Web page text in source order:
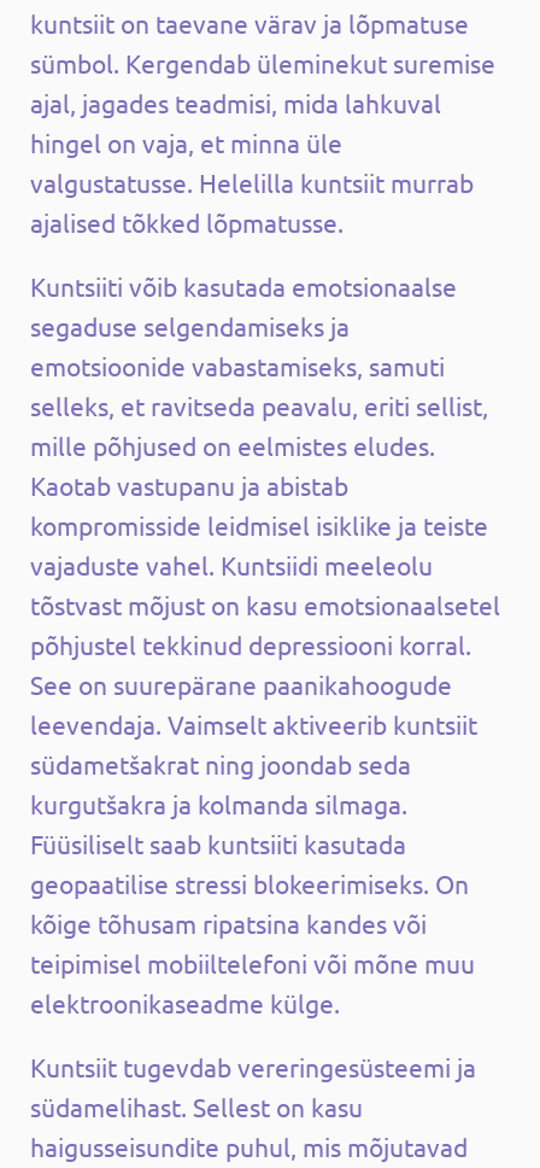
kuntsiit on taevane värav ja lõpmatuse
sümbol. Kergendab üleminekut suremise
ajal, jagades teadmisi, mida lahkuval
hingel on vaja, et minna üle
valgustatusse. Helelilla kuntsiit murrab
ajalised tõkked lõpmatusse.
Kuntsiiti võib kasutada emotsionaalse
segaduse selgendamiseks ja
emotsioonide vabastamiseks, samuti
selleks, et ravitseda peavalu, eriti sellist,
mille põhjused on eelmistes eludes.
Kaotab vastupanu ja abistab
kompromisside leidmisel isiklike ja teiste
vajaduste vahel. Kuntsiidi meeleolu
tõstvast mõjust on kasu emotsionaalsetel
põhjustel tekkinud depressiooni korral.
See on suurepärane paanikahoogude
leevendaja. Vaimselt aktiveerib kuntsiit
südametšakrat ning joondab seda
kurgutšakra ja kolmanda silmaga.
Füüsiliselt saab kuntsiiti kasutada
geopaatilise stressi blokeerimiseks. On
kõige tõhusam ripatsina kandes või
teipimisel mobiiltelefoni või mõne muu
elektroonikaseadme külge.
Kuntsiit tugevdab vereringesüsteemi ja
südamelihast. Sellest on kasu
haigusseisundite puhul, mis mõjutavad